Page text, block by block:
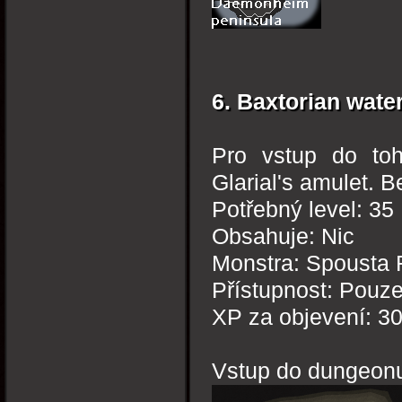
6. Baxtorian
Pro vstup do
Glarial's amulet.
Potřebný level: 35
Obsahuje: Nic
Monstra: Spousta
Přístupnost:
XP za objevení:
Vstup do